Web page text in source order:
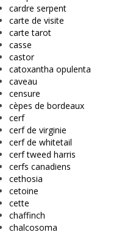
cardre serpent
carte de visite
carte tarot
casse
castor
catoxantha opulenta
caveau
censure
cèpes de bordeaux
cerf
cerf de virginie
cerf de whitetail
cerf tweed harris
cerfs canadiens
cethosia
cetoine
cette
chaffinch
chalcosoma